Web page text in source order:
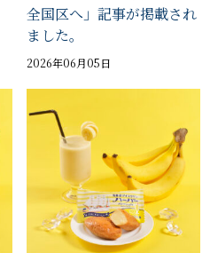
全国区へ」記事が掲載され
ました。
2026年06月05日